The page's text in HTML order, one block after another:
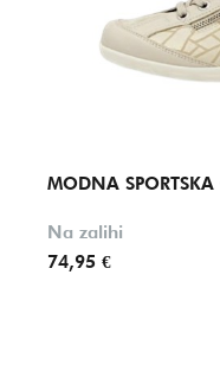
MODNA
Na zalihi
74,95 €